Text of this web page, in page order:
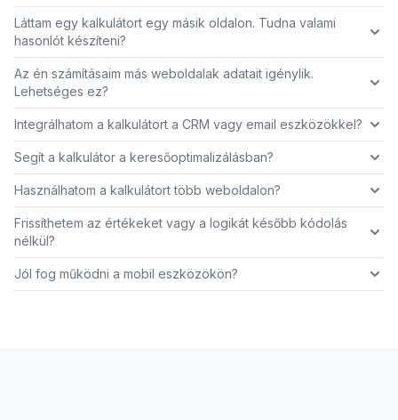
Láttam egy kalkulátort egy másik oldalon. Tudna valami
hasonlót készíteni?
Az én számításaim más weboldalak adatait igénylik.
Lehetséges ez?
Integrálhatom a kalkulátort a CRM vagy email eszközökkel?
Segít a kalkulátor a keresőoptimalizálásban?
Használhatom a kalkulátort több weboldalon?
Frissíthetem az értékeket vagy a logikát később kódolás
nélkül?
Jól fog működni a mobil eszközökön?